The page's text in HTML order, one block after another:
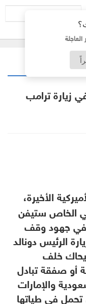
زيارة ترامب
الأخيرة،
الخاص ستيفن
في جهود وقف
الرئيس دونالد
يحاك خلف
أو صفقة تبادل
والإمارات
في طياتها